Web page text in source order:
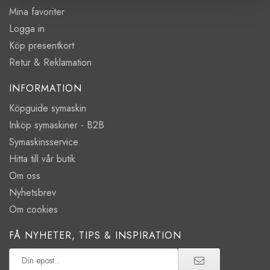
Mina favoriter
Logga in
Köp presentkort
Retur & Reklamation
INFORMATION
Köpguide symaskin
Inköp symaskiner - B2B
Symaskinsservice
Hitta till vår butik
Om oss
Nyhetsbrev
Om cookies
FÅ NYHETER, TIPS & INSPIRATION